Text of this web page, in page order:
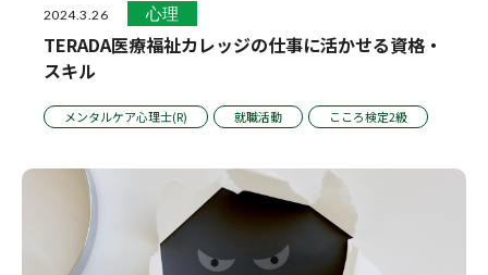
2024.3.26 心理
TERADA医療福祉カレッジの仕事に活かせる資格・
スキル
メンタルケア心理士(R) 就職活動 こころ検定2級